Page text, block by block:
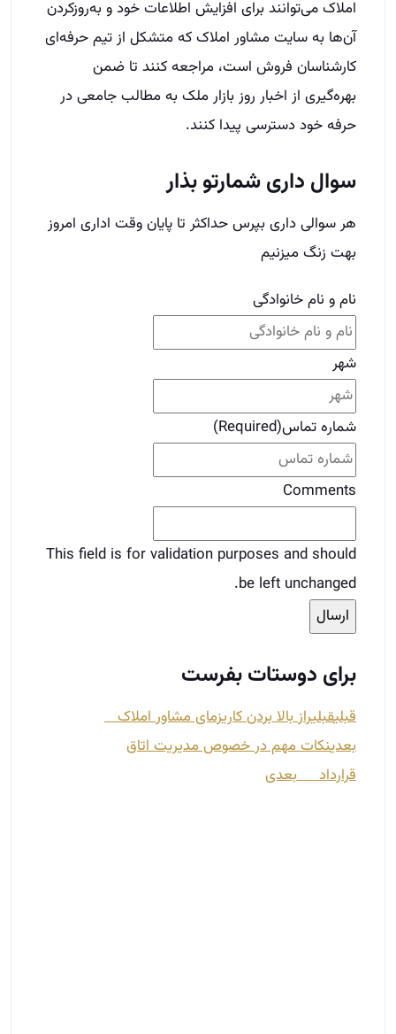
املاک می‌توانند برای افزایش اطلاعات خود و به‌روز‌کردن
آن‌ها به سایت مشاور املاک که متشکل از تیم حرفه‌ای
کارشناسان فروش است، مراجعه کنند تا ضمن
بهره‌گیری از اخبار روز بازار ملک به مطالب جامعی در
حرفه خود دسترسی پیدا کنند.
سوال داری شمارتو بذار
هر سوالی داری بپرس حداکثر تا پایان وقت اداری امروز
بهت زنگ میزنیم
نام و نام خانوادگی
شهر
شماره تماس(Required)
Comments
This field is for validation purposes and should
be left unchanged.
برای دوستات بفرست
قبلیقبلیراز بالا بردن کاریزمای مشاور املاک
بعدینکات مهم در خصوص مدیریت اتاق
قراردادبعدی